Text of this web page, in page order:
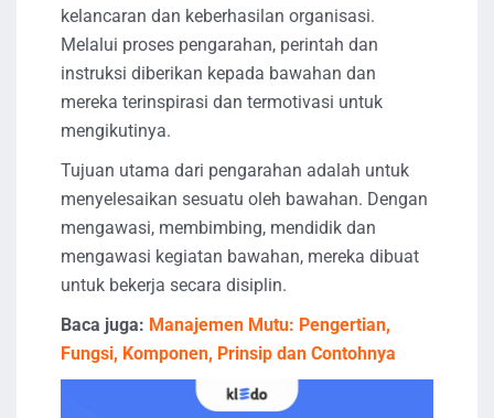
kelancaran dan keberhasilan organisasi.
Melalui proses pengarahan, perintah dan
instruksi diberikan kepada bawahan dan
mereka terinspirasi dan termotivasi untuk
mengikutinya.
Tujuan utama dari pengarahan adalah untuk
menyelesaikan sesuatu oleh bawahan. Dengan
mengawasi, membimbing, mendidik dan
mengawasi kegiatan bawahan, mereka dibuat
untuk bekerja secara disiplin.
Baca juga: Manajemen Mutu: Pengertian,
Fungsi, Komponen, Prinsip dan Contohnya